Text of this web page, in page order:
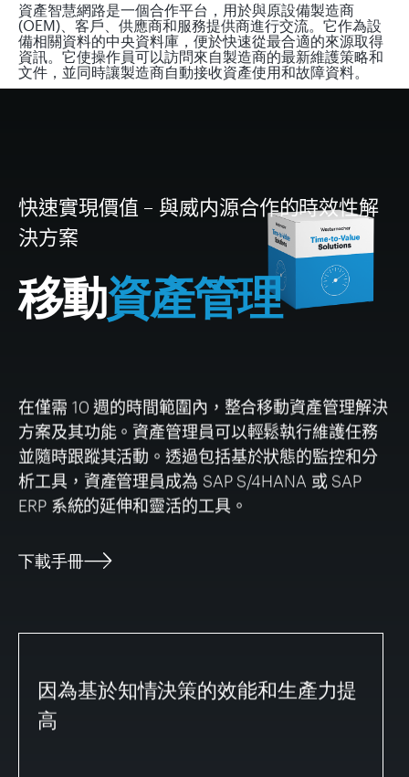
資產智慧網路是一個合作平台，用於與原設備製造商
(OEM)、客戶、供應商和服務提供商進行交流。它作為設
備相關資料的中央資料庫，便於快速從最合適的來源取得
資訊。它使操作員可以訪問來自製造商的最新維護策略和
文件，並同時讓製造商自動接收資產使用和故障資料。
快速實現價值 – 與威内源合作的時效性解
決方案
移動資產管理
在僅需 10週的時間範圍內，整合移動資產管理解決
方案及其功能。資產管理員可以輕鬆執行維護任務
並隨時跟蹤其活動。透過包括基於狀態的監控和分
析工具，資產管理員成為 SAP S/4HANA 或 SAP
ERP 系統的延伸和靈活的工具。
下載手冊
因為基於知情決策的效能和生產力提
高